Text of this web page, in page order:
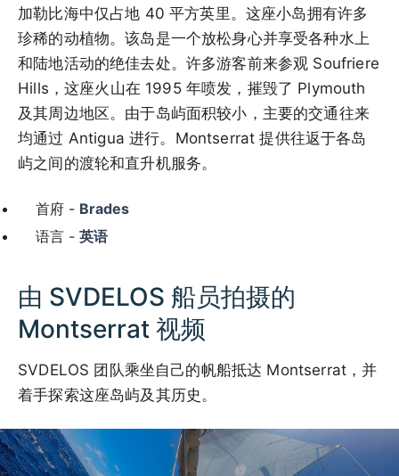
加勒比海中仅占地 40 平方英里。这座小岛拥有许多
珍稀的动植物。该岛是一个放松身心并享受各种水上
和陆地活动的绝佳去处。许多游客前来参观 Soufriere
Hills，这座火山在 1995 年喷发，摧毁了 Plymouth
及其周边地区。由于岛屿面积较小，主要的交通往来
均通过 Antigua 进行。Montserrat 提供往返于各岛
屿之间的渡轮和直升机服务。
首府 - Brades
语言 - 英语
由 SVDELOS 船员拍摄的
Montserrat 视频
SVDELOS 团队乘坐自己的帆船抵达 Montserrat，并
着手探索这座岛屿及其历史。